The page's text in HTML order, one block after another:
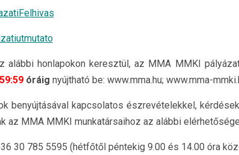
alábbi honlapokon keresztül, az MMA MMKI
óráig nyújtható be: www.mma.hu; www.mma-
benyújtásával kapcsolatos észrevételekkel,
az MMA MMKI munkatársaihoz az alábbi
30 785 5595 (hétfőtől péntekig 9.00 és 14.00 óra